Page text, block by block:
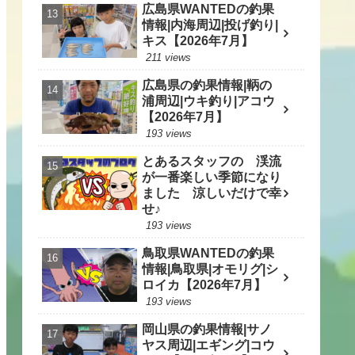
広島県WANTEDの釣果
情報|内海周辺|投げ釣り|
キス【2026年7月】
211 views
広島県の釣果情報|鞆の
浦周辺|ウキ釣り|アコウ
【2026年7月】
193 views
とあるスタッフの 渓流
が一番楽しい季節になり
ました 涼しいだけで幸
せ♪
193 views
鳥取県WANTEDの釣果
情報|鳥取県|オモリグ|シ
ロイカ【2026年7月】
193 views
岡山県の釣果情報|サノ
ヤス周辺|エギング|コウ